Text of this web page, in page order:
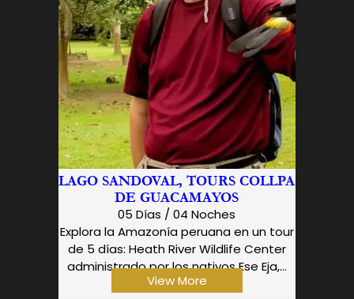
LAGO SANDOVAL, TOURS COLLPA
DE GUACAMAYOS
05 Días / 04 Noches
Explora la Amazonía peruana en un tour
de 5 días: Heath River Wildlife Center
administrado por los nativos Ese Eja,...
View More